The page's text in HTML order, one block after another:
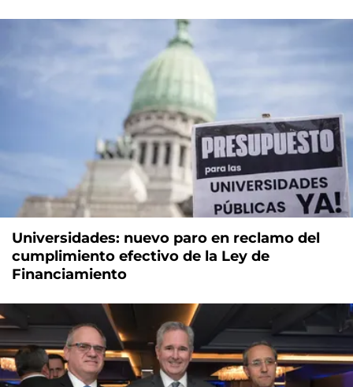
Universidades: nuevo paro en reclamo del
cumplimiento efectivo de la Ley de
Financiamiento